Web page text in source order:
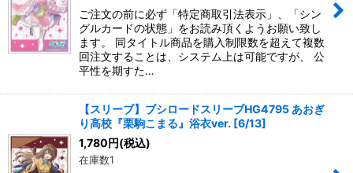
ご注文の前に必ず「特定商取引法表示」、「シン
グルカードの状態」をお読み頂くようお願い致し
ます。 同タイトル商品を購入制限数を超えて複数
回注文することは、システム上は可能ですが、 公
平性を期すた…
【スリーブ】ブシロードスリーブHG4795 あおぎ
り高校『栗駒こまる』浴衣ver. [6/13]
1,780円(税込)
在庫数1